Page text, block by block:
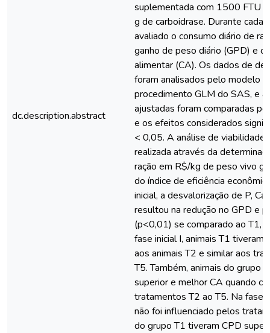
dc.description.abstract
suplementada com 1500 FTU
g de carboidrase. Durante cada
avaliado o consumo diário de
ganho de peso diário (GPD) e
alimentar (CA). Os dados de
foram analisados pelo modelo
procedimento GLM do SAS, e
ajustadas foram comparadas
e os efeitos considerados
< 0,05. A análise de viabilidade
realizada através da
ração em R$/kg de peso vivo
do índice de eficiência
inicial, a desvalorização de P,
resultou na redução no GPD e
(p<0,01) se comparado ao T1,
fase inicial I, animais T1 tiveram
aos animais T2 e similar aos
T5. Também, animais do grupo
superior e melhor CA quando
tratamentos T2 ao T5. Na fase
não foi influenciado pelos
do grupo T1 tiveram CPD